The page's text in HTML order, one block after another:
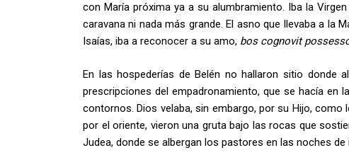
con María próxima ya a su alumbramiento. Iba la
caravana ni nada más grande. El asno que llevaba a la
Isaías, iba a reconocer a su amo, bos cognovit
En las hospederías de Belén no hallaron sitio donde
prescripciones del empadronamiento, que se hacía en
contornos. Dios velaba, sin embargo, por su Hijo,
por el oriente, vieron una gruta bajo las rocas que
Judea, donde se albergan los pastores en las noches de